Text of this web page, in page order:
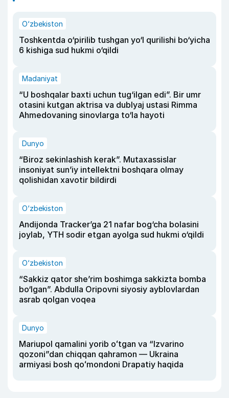
O‘zbekiston
Toshkentda o‘pirilib tushgan yo‘l qurilishi bo‘yicha
6 kishiga sud hukmi o‘qildi
Madaniyat
“U boshqalar baxti uchun tug‘ilgan edi”. Bir umr
otasini kutgan aktrisa va dublyaj ustasi Rimma
Ahmedovaning sinovlarga to‘la hayoti
Dunyo
“Biroz sekinlashish kerak”. Mutaxassislar
insoniyat sun’iy intellektni boshqara olmay
qolishidan xavotir bildirdi
O‘zbekiston
Andijonda Tracker’ga 21 nafar bog‘cha bolasini
joylab, YTH sodir etgan ayolga sud hukmi o‘qildi
O‘zbekiston
“Sakkiz qator she’rim boshimga sakkizta bomba
bo‘lgan”. Abdulla Oripovni siyosiy ayblovlardan
asrab qolgan voqea
Dunyo
Mariupol qamalini yorib oʻtgan va “Izvarino
qozoni”dan chiqqan qahramon — Ukraina
armiyasi bosh qoʻmondoni Drapatiy haqida